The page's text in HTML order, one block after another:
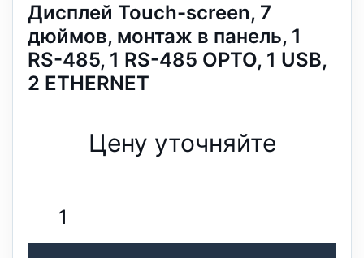
Дисплей Touch-screen, 7
дюймов, монтаж в панель, 1
RS-485, 1 RS-485 OPTO, 1 USB,
2 ETHERNET
Цену уточняйте